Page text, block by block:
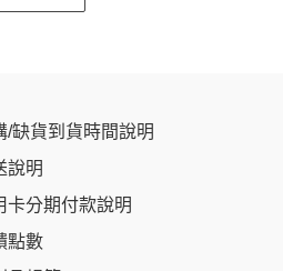
/缺貨到貨時間說明
說明
卡分期付款說明
點數